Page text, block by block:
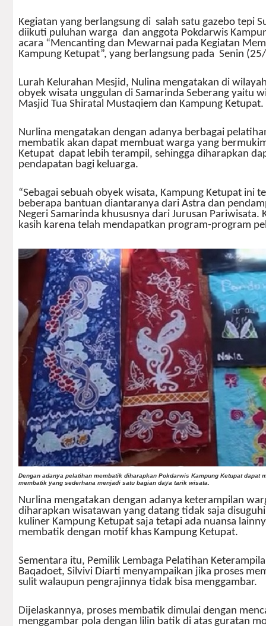
Kegiatan yang berlangsung di salah satu gazebo tepi
diikuti puluhan warga dan anggota Pokdarwis
acara “Mencanting dan Mewarnai pada Kegiatan
Kampung Ketupat”, yang berlangsung pada Senin
Lurah Kelurahan Mesjid, Nulina mengatakan di
obyek wisata unggulan di Samarinda Seberang yaitu
Masjid Tua Shiratal Mustaqiem dan Kampung Ketupat.
Nurlina mengatakan dengan adanya berbagai
membatik akan dapat membuat warga yang
Ketupat dapat lebih terampil, sehingga diharapkan
pendapatan bagi keluarga.
“Sebagai sebuah obyek wisata, Kampung Ketupat ini
beberapa bantuan diantaranya dari Astra dan
Negeri Samarinda khususnya dari Jurusan Pariwisata.
kasih karena telah mendapatkan program-program
Dengan adanya pelatihan membatik diharapkan Pokdarwis Kampung Ketupat dapat
membatik yang sederhana menjadi satu bagian daya tarik wisata.
Nurlina mengatakan dengan adanya keterampilan
diharapkan wisatawan yang datang tidak saja
kuliner Kampung Ketupat saja tetapi ada nuansa
membatik dengan motif khas Kampung Ketupat.
Sementara itu, Pemilik Lembaga Pelatihan
Baqadoet, Silvivi Diarti menyampaikan jika proses
sulit walaupun pengrajinnya tidak bisa menggambar.
Dijelaskannya, proses membatik dimulai dengan
menggambar pola dengan lilin batik di atas guratan